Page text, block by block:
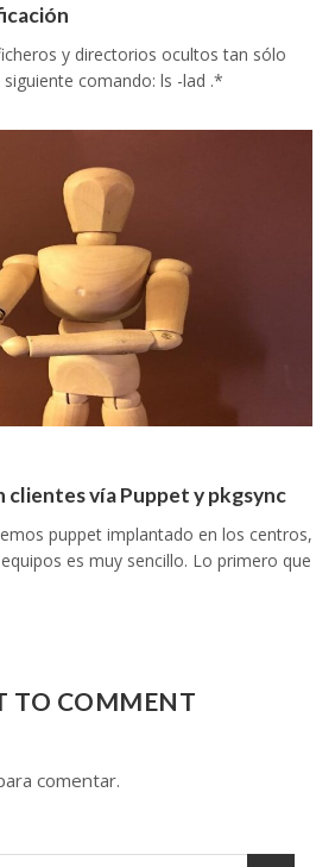
y directorios ocultos tan sólo
comando: ls -lad .*
clientes vía Puppet y pkgsync
puppet implantado en los centros,
es muy sencillo. Lo primero que
TO COMMENT
comentar.